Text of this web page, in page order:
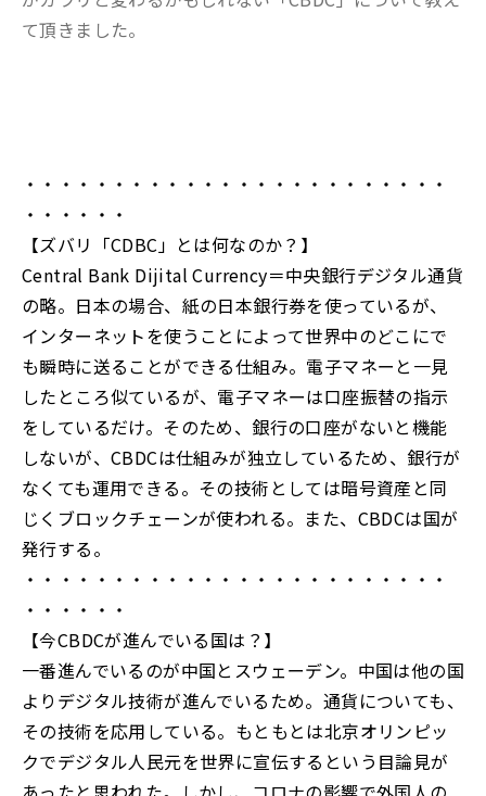
て頂きました。
・・・・・・・・・・・・・・・・・・・・・・・・
・・・・・・
【ズバリ「CDBC」とは何なのか？】
Central Bank Dijital Currency＝中央銀行デジタル通貨
の略。日本の場合、紙の日本銀行券を使っているが、
インターネットを使うことによって世界中のどこにで
も瞬時に送ることができる仕組み。電子マネーと一見
したところ似ているが、電子マネーは口座振替の指示
をしているだけ。そのため、銀行の口座がないと機能
しないが、CBDCは仕組みが独立しているため、銀行が
なくても運用できる。その技術としては暗号資産と同
じくブロックチェーンが使われる。また、CBDCは国が
発行する。
・・・・・・・・・・・・・・・・・・・・・・・・
・・・・・・
【今CBDCが進んでいる国は？】
一番進んでいるのが中国とスウェーデン。中国は他の国
よりデジタル技術が進んでいるため。通貨についても、
その技術を応用している。もともとは北京オリンピッ
クでデジタル人民元を世界に宣伝するという目論見が